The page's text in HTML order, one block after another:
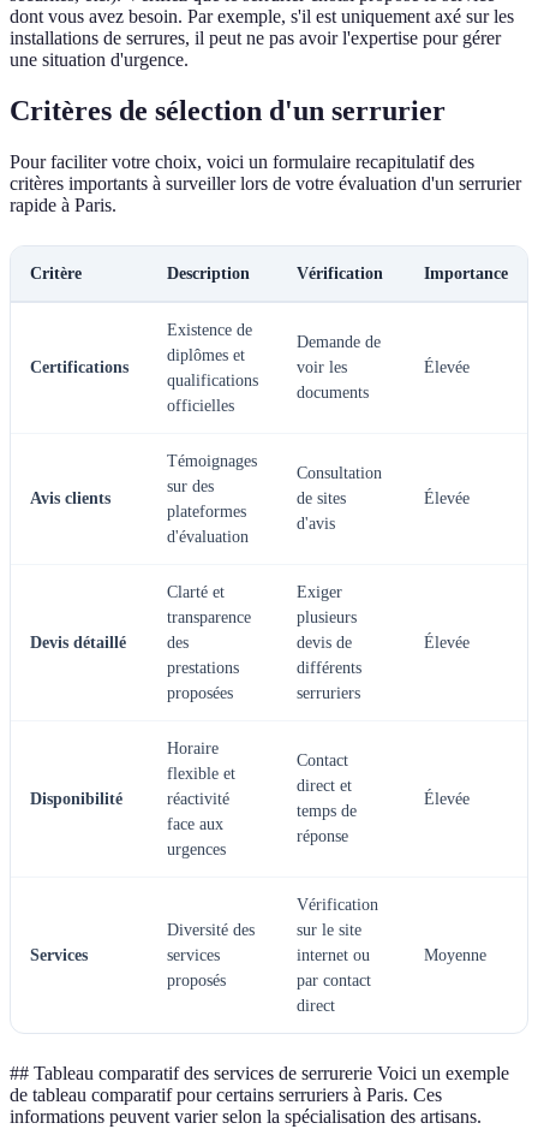
dont vous avez besoin. Par exemple, s'il est uniquement axé sur les
installations de serrures, il peut ne pas avoir l'expertise pour gérer
une situation d'urgence.
Critères de sélection d'un serrurier
Pour faciliter votre choix, voici un formulaire recapitulatif des
critères importants à surveiller lors de votre évaluation d'un serrurier
rapide à Paris.
Critère Description Vérification Importance
Certifications
Existence de
diplômes et
qualifications
officielles
Demande de
voir les
documents
Élevée
Avis clients
Témoignages
sur des
plateformes
d'évaluation
Consultation
de sites
d'avis
Élevée
Devis détaillé
Clarté et
transparence
des
prestations
proposées
Exiger
plusieurs
devis de
différents
serruriers
Élevée
Disponibilité
Horaire
flexible et
réactivité
face aux
urgences
Contact
direct et
temps de
réponse
Élevée
Services
Diversité des
services
proposés
Vérification
sur le site
internet ou
par contact
direct
Moyenne
## Tableau comparatif des services de serrurerie Voici un exemple
de tableau comparatif pour certains serruriers à Paris. Ces
informations peuvent varier selon la spécialisation des artisans.